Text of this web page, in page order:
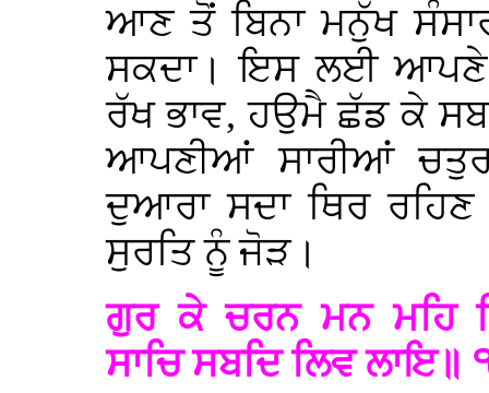
ਆਣ ਤੋਂ ਬਿਨਾ ਮਨੁੱਖ
ਸਕਦਾ। ਇਸ ਲਈ ਆਪਣੇ
ਰੱਖ ਭਾਵ, ਹਉਮੈ ਛੱਡ ਕੇ
ਆਪਣੀਆਂ ਸਾਰੀਆਂ
ਦੁਆਰਾ ਸਦਾ ਥਿਰ
ਸੁਰਤਿ ਨੂੰ ਜੋੜ।
ਗੁਰ ਕੇ ਚਰਨ ਮਨ ਮਹਿ
ਸਾਚਿ ਸਬਦਿ ਲਿਵ ਲਾਇ॥